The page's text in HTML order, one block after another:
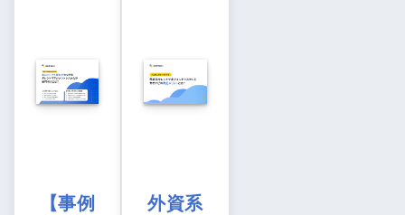
【事例
外資系